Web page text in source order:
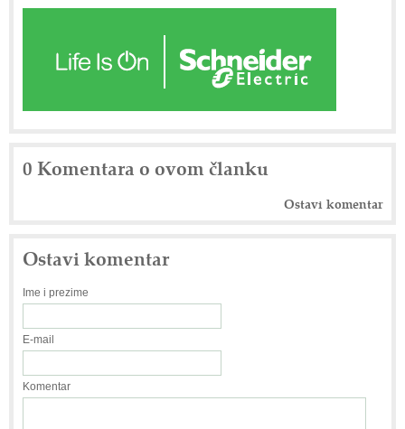
0 Komentara o ovom članku
Ostavi komentar
Ostavi komentar
Ime i prezime
E-mail
Komentar